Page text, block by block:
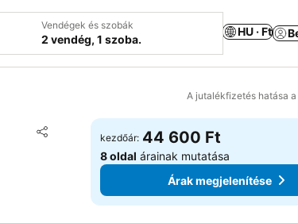
Vendégek és szobák
2 vendég, 1 szoba.
HU · Ft
A jutalékfizetés hatása
Megosztás
Hozzáadás a kedvencekhez
kezdőár: 44 600 Ft
8 oldal árainak mutatása
Árak megjelenítése